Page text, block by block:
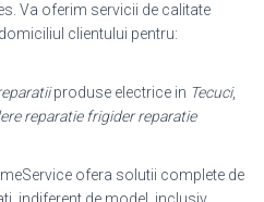
Va oferim servicii de calitate
clientului pentru:
produse electrice in Tecuci,
reparatie frigider reparatie
ofera solutii complete de